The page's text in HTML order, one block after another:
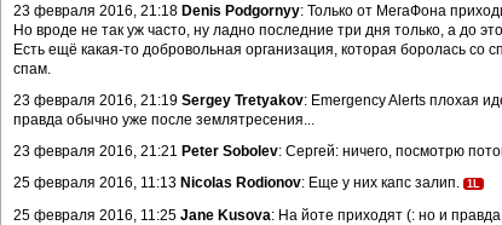
23 февраля 2016, 21:18 Denis Podgornyy: Только от МегаФона
Но вроде не так уж часто, ну ладно последние три дня только, а до
Есть ещё какая-то добровольная организация, которая боролась
спам.
23 февраля 2016, 21:19 Sergey Tretyakov: Emergency Alerts плохая
правда обычно уже после землятресения...
23 февраля 2016, 21:21 Peter Sobolev: Сергей: ничего, посмотрю
25 февраля 2016, 11:13 Nicolas Rodionov: Еще у них капс залип. 1L
25 февраля 2016, 11:25 Jane Kusova: На йоте приходят (: но и